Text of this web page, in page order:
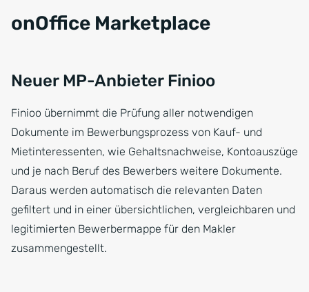
onOffice Marketplace
Neuer MP-Anbieter Finioo
Finioo übernimmt die Prüfung aller notwendigen
Dokumente im Bewerbungsprozess von Kauf- und
Mietinteressenten, wie Gehaltsnachweise, Kontoauszüge
und je nach Beruf des Bewerbers weitere Dokumente.
Daraus werden automatisch die relevanten Daten
gefiltert und in einer übersichtlichen, vergleichbaren und
legitimierten Bewerbermappe für den Makler
zusammengestellt.